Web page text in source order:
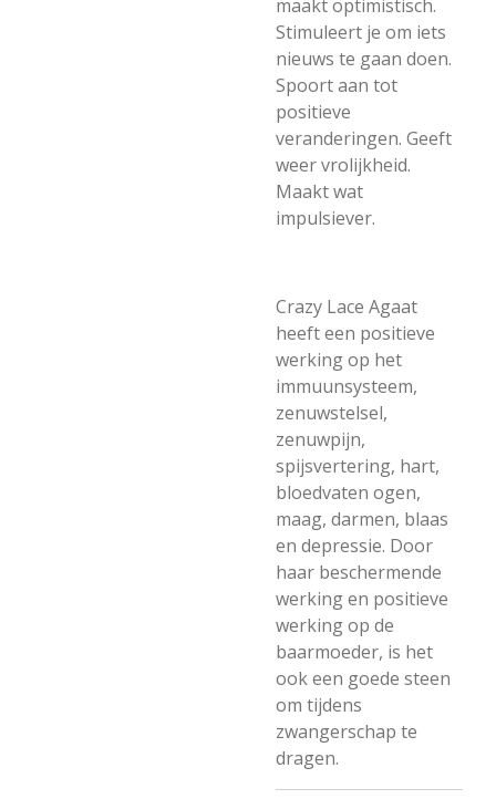
maakt optimistisch.
Stimuleert je om iets
nieuws te gaan doen.
Spoort aan tot
positieve
veranderingen. Geeft
weer vrolijkheid.
Maakt wat
impulsiever.
Crazy Lace Agaat
heeft een positieve
werking op het
immuunsysteem,
zenuwstelsel,
zenuwpijn,
spijsvertering, hart,
bloedvaten ogen,
maag, darmen, blaas
en depressie. Door
haar beschermende
werking en positieve
werking op de
baarmoeder, is het
ook een goede steen
om tijdens
zwangerschap te
dragen.